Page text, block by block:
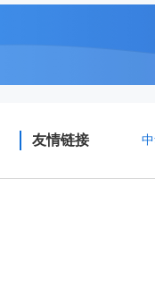
友情链接